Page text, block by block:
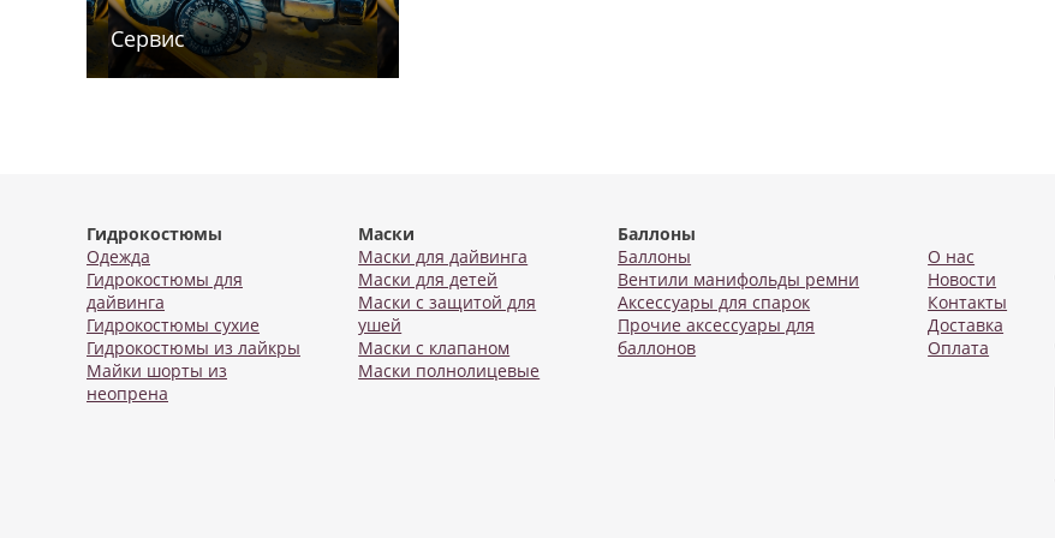
Сервис
Гидрокостюмы
Одежда
Гидрокостюмы для
дайвинга
Гидрокостюмы сухие
Гидрокостюмы из лайкры
Майки шорты из
неопрена
Маски
Маски для дайвинга
Маски для детей
Маски с защитой для
ушей
Маски с клапаном
Маски полнолицевые
Баллоны
Баллоны
Вентили манифольды ремни
Аксессуары для спарок
Прочие аксессуары для
баллонов
О нас
Новости
Контакты
Доставка
Оплата